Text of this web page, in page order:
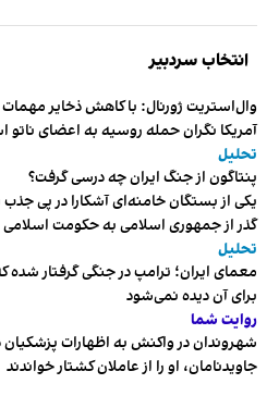
انتخاب سردبیر
وال‌استریت ژورنال: با کاهش ذخایر مهمات
آمریکا نگران حمله روسیه به اعضای ناتو‌
تحلیل
پنتاگون از جنگ ایران چه درسی گرفت؟
یکی از بستگان خامنه‌ای آشکارا در پی جذب
گذر از جمهوری اسلامی به حکومت
تحلیل
معمای ایران؛ ترامپ در جنگی گرفتار شده
برای آن دیده نمی‌شود
روایت شما
شهروندان در واکنش به اظهارات پزشکیان
جاویدنامان، او را از عاملان کشتار خواندند